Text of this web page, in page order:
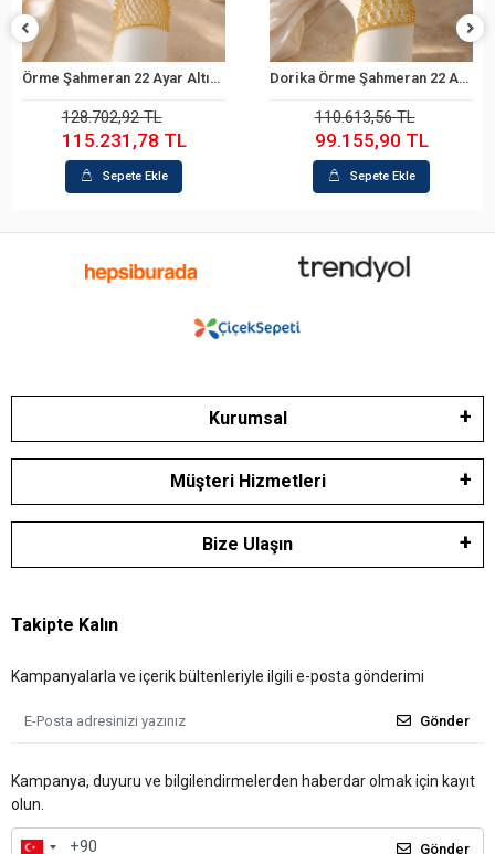
Sepete Ekle
Örme Şahmeran 22 Ayar Altın Bileklik
128.702,92 TL
115.231,78 TL
Sepete Ekle
Sepete Ekle
Dorika Örme Şahmeran 22 Ayar Altın Bileklik
110.613,56 TL
99.155,90 TL
Sepete Ekle
Kurumsal
Müşteri Hizmetleri
Bize Ulaşın
Takipte Kalın
Kampanyalarla ve içerik bültenleriyle ilgili e-posta gönderimi
Gönder
Kampanya, duyuru ve bilgilendirmelerden haberdar olmak için kayıt
olun.
Gönder